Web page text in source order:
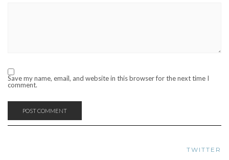
Save my name, email, and website in this browser for the next time I
comment.
TWITTER